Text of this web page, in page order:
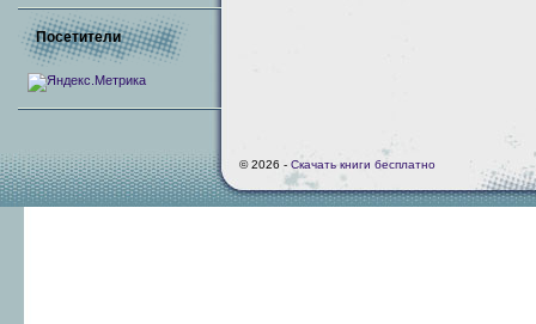
Посетители
© 2026 - Скачать книги бесплатно